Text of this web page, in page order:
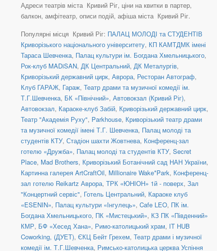
Адреси театрів міста Кривий Ріг, ціни на квитки в партер,
балкон, амфітеатр, описи подій, афіша міста Кривий Ріг.
Популярні місця Кривий Ріг: ПАЛАЦ МОЛОДІ та СТУДЕНТІВ
Криворізького національного університету, КП КАМТДМК імені
Тараса Шевченка, Палац культури ім. Богдана Хмельницького,
Рок-клуб MADiSAN, ДК Центральний, ДК Металургів,
Криворізький державний цирк, Аврора, Ресторан Автограф,
Клуб ГАРАЖ, Гараж, Театр драми та музичної комедії ім.
Т.Г.Шевченка, БК «Північний», Автовокзал (Кривий Ріг),
Автовокзал, Караоке-клуб Забій, Криворізький державний цирк,
Театр "Академія Руху", Parkhouse, Криворізький театр драми
та музичної комедії імені Т.Г. Шевченка, Палац молоді та
студентів КТУ, Стадіон шахти Жовтнева, Конференц-зал
готелю «Дружба», Палац молоді та студентів КТУ, Secret
Place, Mad Brothers, Криворізький Ботанічний сад НАН України,
Картинна галерея ArtCraftOil, Millionaire Wake*Park, Конференц-
зал готелю Reikartz Аврора, ТРК «ЮНІОН» 1й - поверх, Зал
"Концертний сервіс", Готель Центральний, Караоке клуб
«ESENIN», Палац культури «Інгулець», Cafe LEO, ПК ім.
Богдана Хмельницького, ПК «Мистецький», КЗ ПК «Південний»
КМР, БФ «Хесед Хана», Римо-католицький храм, IT HUB
Coworking, (ДУЕТ), ЄКЦ Бейт Грехем, Театр драми і музичної
комедії ім. Т.Г.Шевченка, Римсько-католицька церква Успіння